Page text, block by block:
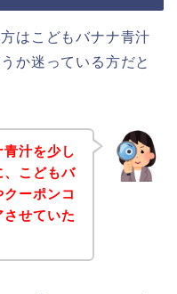
はこどもバナナ青汁
か迷っている方だと
汁を少し
、こどもバ
ーポンコ
せていた